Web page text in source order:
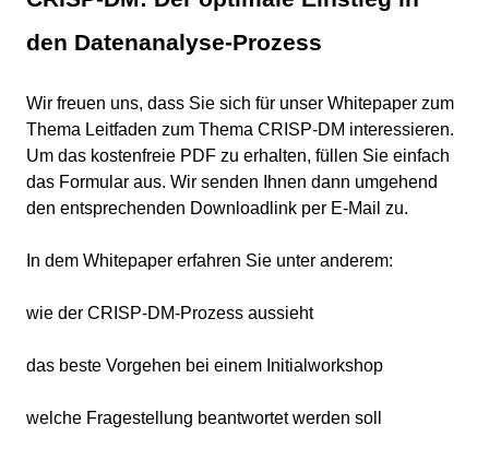
den Datenanalyse-Prozess
Wir freuen uns, dass Sie sich für unser Whitepaper zum
Thema Leitfaden zum Thema CRISP-DM interessieren.
Um das kostenfreie PDF zu erhalten, füllen Sie einfach
das Formular aus. Wir senden Ihnen dann umgehend
den entsprechenden Downloadlink per E-Mail zu.
In dem Whitepaper erfahren Sie unter anderem:
wie der CRISP-DM-Prozess aussieht
das beste Vorgehen bei einem Initialworkshop
welche Fragestellung beantwortet werden soll